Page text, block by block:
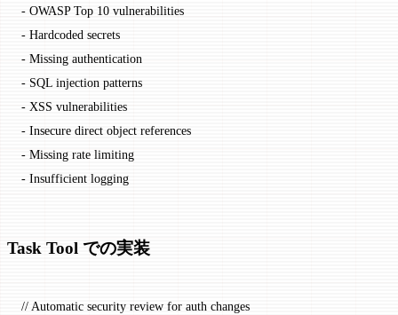
- OWASP Top 10 vulnerabilities
- Hardcoded secrets
- Missing authentication
- SQL injection patterns
- XSS vulnerabilities
- Insecure direct object references
- Missing rate limiting
- Insufficient logging
Task Tool での実装
// Automatic security review for auth changes